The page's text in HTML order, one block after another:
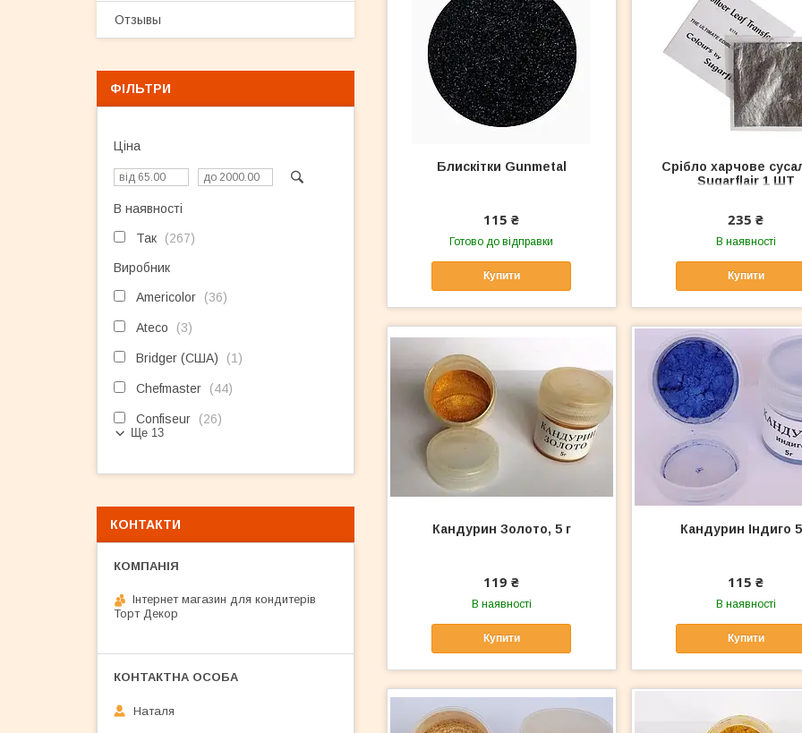
Блискітки Gunmetal
115 ₴
Готово до відправки
Купити
Срібло харчове
Sugarflair 1 ШТ
235 ₴
В наявності
Купити
Кандурин Золото, 5 г
119 ₴
В наявності
Купити
Кандурин Індиго
115 ₴
В наявності
Купити
Отзывы
ФІЛЬТРИ
Ціна
В наявності
Так 267
Виробник
Americolor 36
Ateco 3
Bridger (США) 1
Chefmaster 44
Confiseur 26
Ще 13
КОНТАКТИ
Інтернет магазин для кондитерів
Торт Декор
Наталя